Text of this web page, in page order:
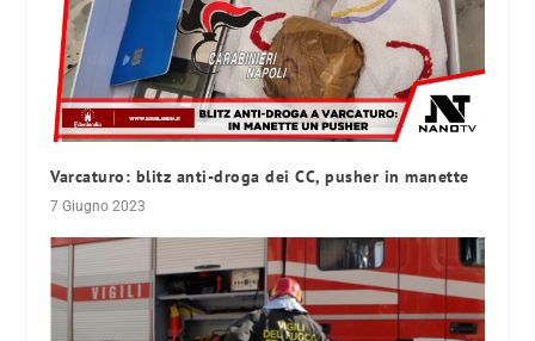
Varcaturo: blitz anti-droga dei CC, pusher in manette
7 Giugno 2023